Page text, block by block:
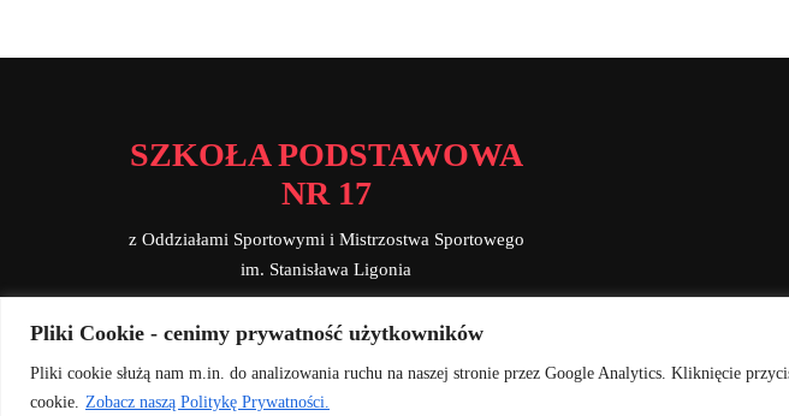
Pliki Cookie - cenimy prywatność użytkowników
Pliki cookie służą nam m.in. do analizowania ruchu na naszej stronie przez Google Analytics. Kliknięcie
cookie.
Zobacz naszą Politykę Prywatności.
SZKOŁA PODSTAWOWA
NR 17
z Oddziałami Sportowymi i Mistrzostwa Sportowego
im. Stanisława Ligonia
ul. Dąbrowskiego 15, 44-240 Żory
Tel. 32 43 42 563, 605 371 542
email: sekretariat@sp17zory.pl